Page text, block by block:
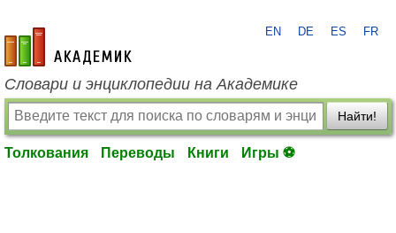
academic.ru
EN DE ES FR
Словари и энциклопедии на Академике
Найти!
Толкования Переводы Книги Игры ⚽